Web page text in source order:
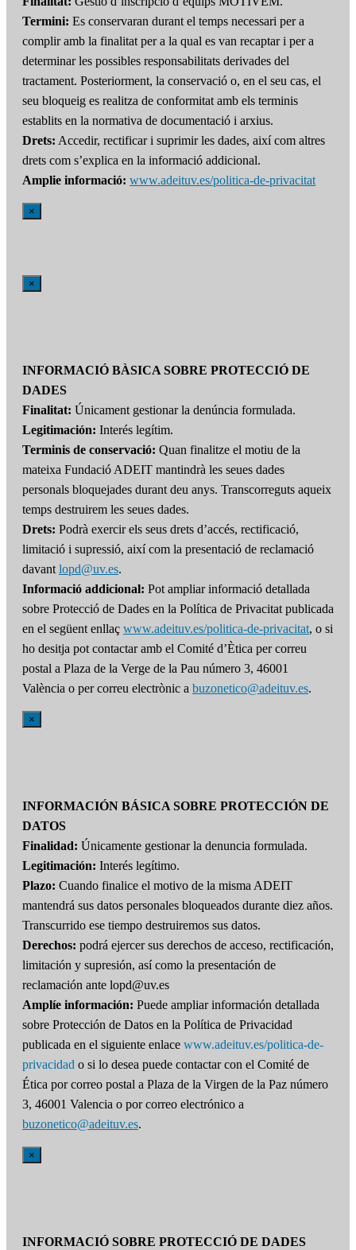
Termini: Es conservaran durant el temps necessari per a
complir amb la finalitat per a la qual es van recaptar i per a
determinar les possibles responsabilitats derivades del
tractament. Posteriorment, la conservació o, en el seu cas, el
seu bloqueig es realitza de conformitat amb els terminis
establits en la normativa de documentació i arxius.
Drets: Accedir, rectificar i suprimir les dades, així com altres
drets com s’explica en la informació addicional.
Amplie informació: www.adeituv.es/politica-de-privacitat
×
×
INFORMACIÓ BÀSICA SOBRE PROTECCIÓ DE
DADES
Finalitat: Únicament gestionar la denúncia formulada.
Legitimación: Interés legítim.
Terminis de conservació: Quan finalitze el motiu de la
mateixa Fundació ADEIT mantindrà les seues dades
personals bloquejades durant deu anys. Transcorreguts aqueix
temps destruirem les seues dades.
Drets: Podrà exercir els seus drets d’accés, rectificació,
limitació i supressió, així com la presentació de reclamació
davant lopd@uv.es.
Informació addicional: Pot ampliar informació detallada
sobre Protecció de Dades en la Política de Privacitat publicada
en el següent enllaç www.adeituv.es/politica-de-privacitat, o si
ho desitja pot contactar amb el Comité d’Ètica per correu
postal a Plaza de la Verge de la Pau número 3, 46001
València o per correu electrònic a buzonetico@adeituv.es.
×
INFORMACIÓN BÁSICA SOBRE PROTECCIÓN DE
DATOS
Finalidad: Únicamente gestionar la denuncia formulada.
Legitimación: Interés legítimo.
Plazo: Cuando finalice el motivo de la misma ADEIT
mantendrá sus datos personales bloqueados durante diez años.
Transcurrido ese tiempo destruiremos sus datos.
Derechos: podrá ejercer sus derechos de acceso, rectificación,
limitación y supresión, así como la presentación de
reclamación ante lopd@uv.es
Amplíe información: Puede ampliar información detallada
sobre Protección de Datos en la Política de Privacidad
publicada en el siguiente enlace www.adeituv.es/politica-de-
privacidad o si lo desea puede contactar con el Comité de
Ética por correo postal a Plaza de la Virgen de la Paz número
3, 46001 Valencia o por correo electrónico a
buzonetico@adeituv.es.
×
INFORMACIÓ SOBRE PROTECCIÓ DE DADES